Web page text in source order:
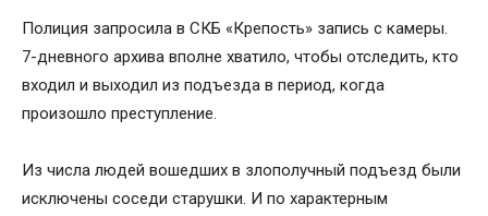
Полиция запросила в СКБ «Крепость» запись с камеры.
7-дневного архива вполне хватило, чтобы отследить, кто
входил и выходил из подъезда в период, когда
произошло преступление.
Из числа людей вошедших в злополучный подъезд были
исключены соседи старушки. И по характерным